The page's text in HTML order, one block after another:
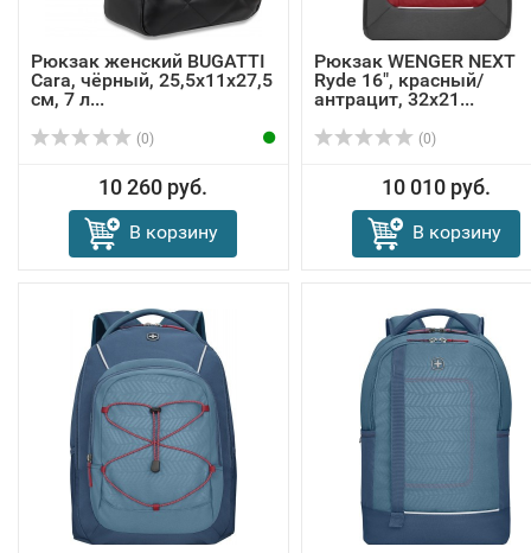
Рюкзак женский BUGATTI
Cara, чёрный, 25,5х11х27,5
см, 7 л...
(0)
10 260 руб.
В корзину
Рюкзак WENGER NEXT
Ryde 16", красный/
антрацит, 32х21...
(0)
10 010 руб.
В корзину